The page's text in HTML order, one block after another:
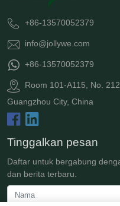
+86-13570052379
info@jollywe.com
+86-13570052379
Room 101-A115, No.
Guangzhou City, China
Tinggalkan pesan
Daftar untuk bergabung
dan berita terbaru.